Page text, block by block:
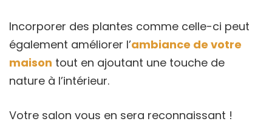
Incorporer des plantes comme celle-ci peut
également améliorer l’ambiance de votre
maison tout en ajoutant une touche de
nature à l’intérieur.
Votre salon vous en sera reconnaissant !